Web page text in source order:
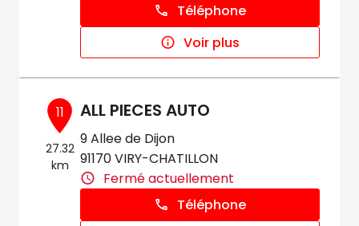
Téléphone
Voir plus
11
27.32
km
ALL PIECES AUTO
9 Allee de Dijon
91170 VIRY-CHATILLON
Fermé actuellement
Téléphone